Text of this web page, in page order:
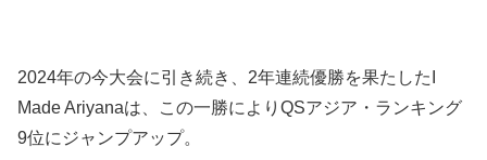
2024年の今大会に引き続き、2年連続優勝を果たしたI
Made Ariyanaは、この一勝によりQSアジア・ランキング
9位にジャンプアップ。